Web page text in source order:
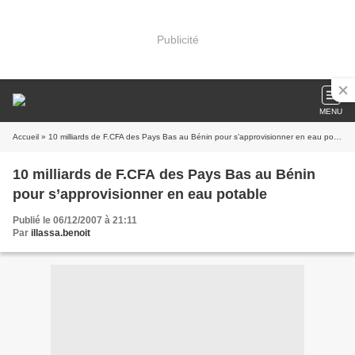
Publicité
MENU
Accueil » 10 milliards de F.CFA des Pays Bas au Bénin pour s’approvisionner en eau potable
10 milliards de F.CFA des Pays Bas au Bénin
pour s’approvisionner en eau potable
Publié le 06/12/2007 à 21:11
Par illassa.benoit